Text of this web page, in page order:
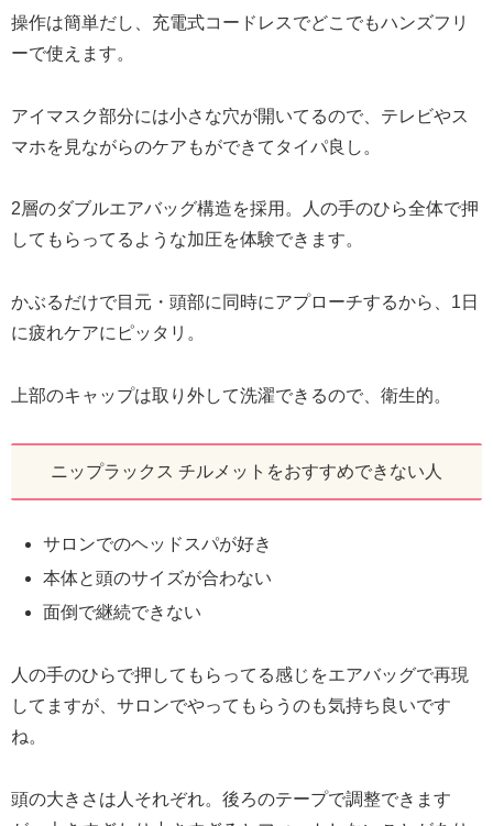
操作は簡単だし、充電式コードレスでどこでもハンズフリ
ーで使えます。
アイマスク部分には小さな穴が開いてるので、テレビやス
マホを見ながらのケアもができてタイパ良し。
2層のダブルエアバッグ構造を採用。人の手のひら全体で押
してもらってるような加圧を体験できます。
かぶるだけで目元・頭部に同時にアプローチするから、1日
に疲れケアにピッタリ。
上部のキャップは取り外して洗濯できるので、衛生的。
ニップラックス チルメットをおすすめできない人
サロンでのヘッドスパが好き
本体と頭のサイズが合わない
面倒で継続できない
人の手のひらで押してもらってる感じをエアバッグで再現
してますが、サロンでやってもらうのも気持ち良いです
ね。
頭の大きさは人それぞれ。後ろのテープで調整できます